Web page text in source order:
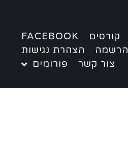
קורסים
FACEBOOK
הרשמה
הצהרת נגישות
צור קשר
פורומים